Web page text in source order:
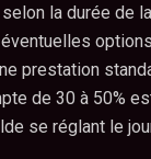
la durée de
prestation
de 30 à 50%
se réglant le